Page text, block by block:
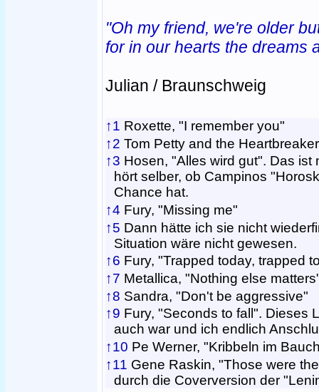
"Oh my friend, we're older
for in our hearts the dreams
Julian / Braunschweig
↑1 Roxette, "I remember you"
↑2 Tom Petty and the
↑3 Hosen, "Alles wird gut". Das ist
hört selber, ob Campinos
Chance hat.
↑4 Fury, "Missing me"
↑5 Dann hätte ich sie nicht
Situation wäre nicht gewesen.
↑6 Fury, "Trapped today, trapped
↑7 Metallica, "Nothing else
↑8 Sandra, "Don't be aggressive"
↑9 Fury, "Seconds to fall". Dieses
auch war und ich endlich
↑10 Pe Werner, "Kribbeln im
↑11 Gene Raskin, "Those were
durch die Coverversion der